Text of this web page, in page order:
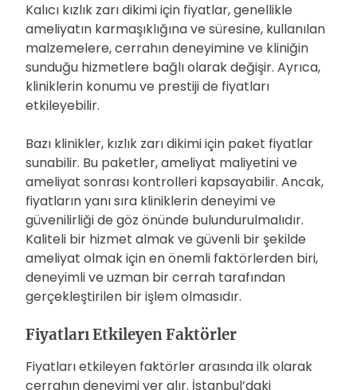
Kalıcı kızlık zarı dikimi için fiyatlar, genellikle
ameliyatın karmaşıklığına ve süresine, kullanılan
malzemelere, cerrahın deneyimine ve kliniğin
sunduğu hizmetlere bağlı olarak değişir. Ayrıca,
kliniklerin konumu ve prestiji de fiyatları
etkileyebilir.
Bazı klinikler, kızlık zarı dikimi için paket fiyatlar
sunabilir. Bu paketler, ameliyat maliyetini ve
ameliyat sonrası kontrolleri kapsayabilir. Ancak,
fiyatların yanı sıra kliniklerin deneyimi ve
güvenilirliği de göz önünde bulundurulmalıdır.
Kaliteli bir hizmet almak ve güvenli bir şekilde
ameliyat olmak için en önemli faktörlerden biri,
deneyimli ve uzman bir cerrah tarafından
gerçekleştirilen bir işlem olmasıdır.
Fiyatları Etkileyen Faktörler
Fiyatları etkileyen faktörler arasında ilk olarak
cerrahın deneyimi yer alır. İstanbul’daki